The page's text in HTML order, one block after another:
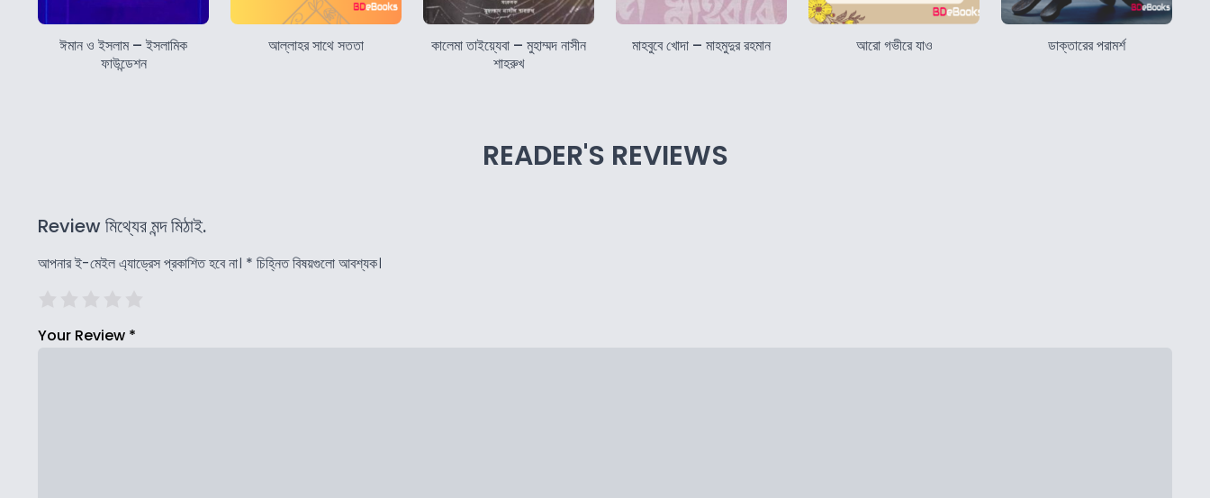
ঈমান ও ইসলাম – ইসলামিক
ফাউন্ডেশন
আল্লাহর সাথে সততা
কালেমা তাইয়্যেবা – মুহাম্মদ নাসীন
শাহরুখ
মাহবুবে খোদা – মাহমুদুর রহমান আরো গভীরে যাও ডাক্তারের পরামর্শ
READER'S REVIEWS
Review মিথ্যের মন্দ মিঠাই.
আপনার ই-মেইল এ্যাড্রেস প্রকাশিত হবে না। * চিহ্নিত বিষয়গুলো আবশ্যক।
Your Review *